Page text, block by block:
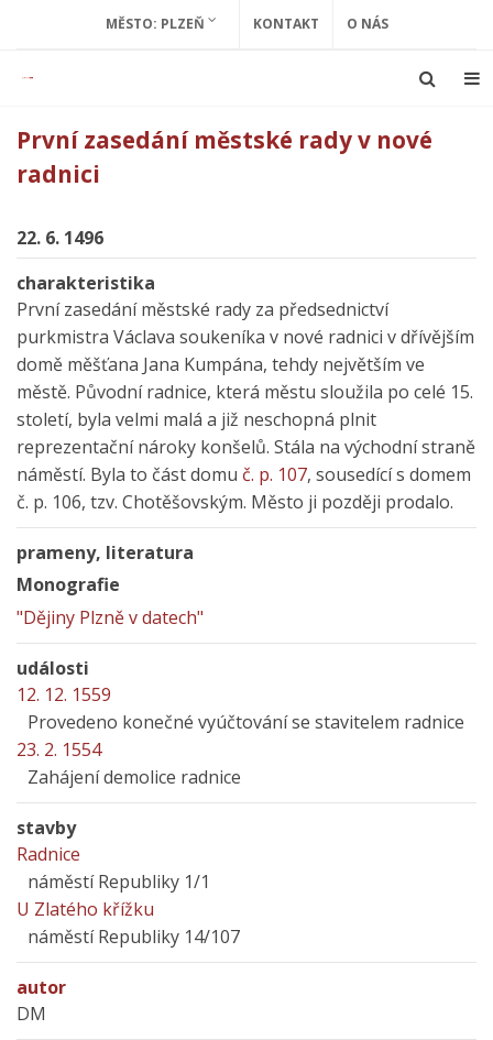
MĚSTO: PLZEŇ KONTAKT O NÁS
První zasedání městské rady v nové
radnici
22. 6. 1496
charakteristika
První zasedání městské rady za předsednictví
purkmistra Václava soukeníka v nové radnici v dřívějším
domě měšťana Jana Kumpána, tehdy největším ve
městě. Původní radnice, která městu sloužila po celé 15.
století, byla velmi malá a již neschopná plnit
reprezentační nároky konšelů. Stála na východní straně
náměstí. Byla to část domu č. p. 107, sousedící s domem
č. p. 106, tzv. Chotěšovským. Město ji později prodalo.
prameny, literatura
Monografie
"Dějiny Plzně v datech"
události
12. 12. 1559
Provedeno konečné vyúčtování se stavitelem radnice
23. 2. 1554
Zahájení demolice radnice
stavby
Radnice
náměstí Republiky 1/1
U Zlatého křížku
náměstí Republiky 14/107
autor
DM